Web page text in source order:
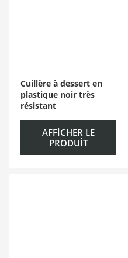
Cuillère à dessert en
plastique noir très
résistant
AFFICHER LE
PRODUIT